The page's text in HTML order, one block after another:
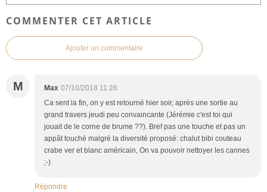
COMMENTER CET ARTICLE
Ajouter un commentaire
M Max 07/10/2018 11:26
Ca sent la fin, on y est retourné hier soir, après une sortie au
grand travers jeudi peu convaincante (Jérémie c'est toi qui
jouait de le corne de brume ??). Bref pas une touche et pas un
appât touché malgré la diversité proposé: chalut bibi couteau
crabe ver et blanc américain, On va pouvoir nettoyer les cannes
;-)
Répondre